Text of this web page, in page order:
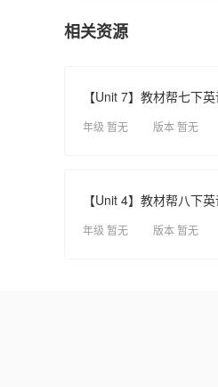
相关资源
【Unit 7】教材帮七下
年级 暂无 版本 暂无
【Unit 4】教材帮八下
年级 暂无 版本 暂无